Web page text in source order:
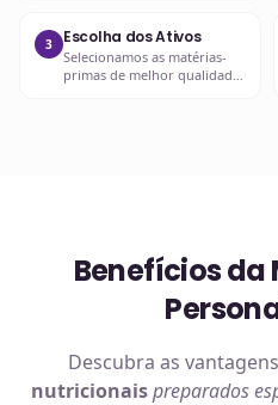
3 Escolha dos Ativos
Selecionamos as matérias-
primas de melhor qualidade
Benefícios
Descubra as
nutricionaispreparados